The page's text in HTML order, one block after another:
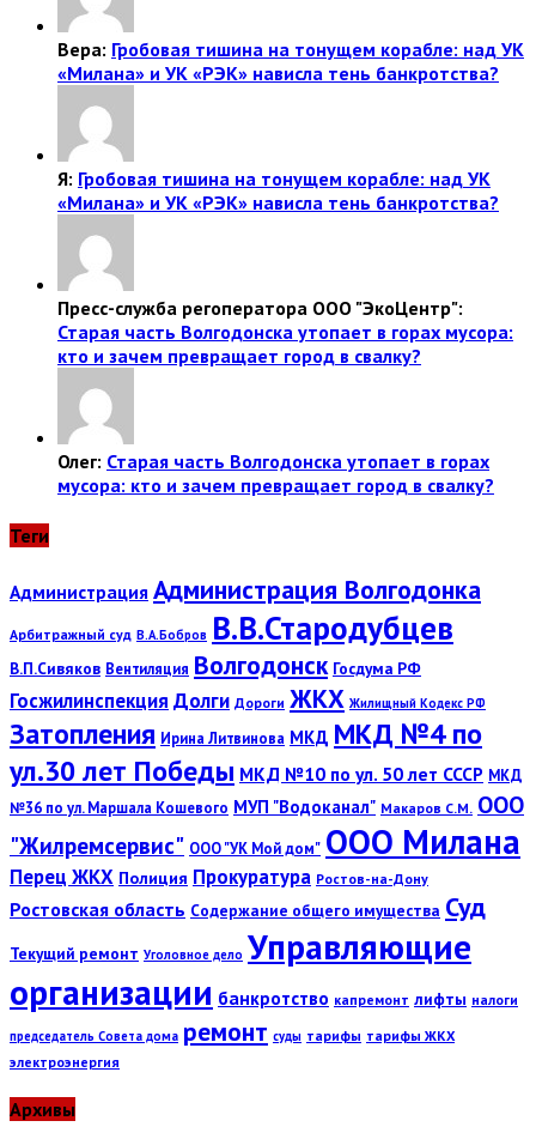
Вера: Гробовая тишина на тонущем корабле: над УК
«Милана» и УК «РЭК» нависла тень банкротства?
Я: Гробовая тишина на тонущем корабле: над УК
«Милана» и УК «РЭК» нависла тень банкротства?
Пресс-служба регоператора ООО "ЭкоЦентр":
Старая часть Волгодонска утопает в горах мусора:
кто и зачем превращает город в свалку?
Олег: Старая часть Волгодонска утопает в горах
мусора: кто и зачем превращает город в свалку?
Теги
Администрация Администрация Волгодонка
Арбитражный суд В.А.Бобров В.В.Стародубцев
В.П.Сивяков Вентиляция Волгодонск Госдума РФ
Госжилинспекция Долги Дороги ЖКХ Жилищный Кодекс РФ
Затопления Ирина Литвинова МКД МКД №4 по
ул.30 лет Победы МКД №10 по ул. 50 лет СССР МКД
№36 по ул. Маршала Кошевого МУП "Водоканал" Макаров С.М. ООО
"Жилремсервис" ООО "УК Мой дом" ООО Милана
Перец ЖКХ Полиция Прокуратура Ростов-на-Дону
Ростовская область Содержание общего имущества Суд
Текущий ремонт Уголовное дело Управляющие
организации банкротство капремонт лифты налоги
председатель Совета дома ремонт суды тарифы тарифы ЖКХ
электроэнергия
Архивы